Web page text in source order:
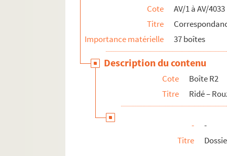
Cote
AV/1 à AV/4033
Titre
Importance matérielle
37 boîtes
Description du contenu
Cote
Boîte R2
Titre
Ridé –
-
-
Titre